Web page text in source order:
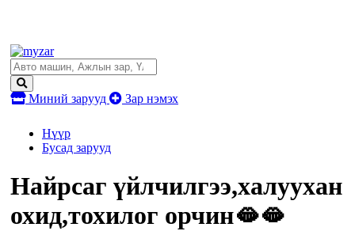
Миний зарууд Зар нэмэх
Нүүр
Бусад зарууд
Найрсаг үйлчилгээ,халуухан
охид,тохилог орчин🫦🫦